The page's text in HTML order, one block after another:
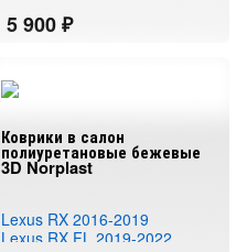
Коврики в салон
полиуретановые бежевые
3D Norplast
Lexus RX 2016-2019
Lexus RX FL 2019-2022